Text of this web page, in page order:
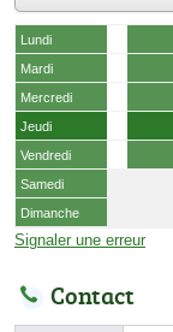
Lundi
Mardi
Mercredi
Jeudi
Vendredi
Samedi
Dimanche
Signaler une erreur
Contact